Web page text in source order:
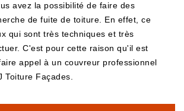
avez la possibilité de faire des
de fuite de toiture. En effet, ce
qui sont très techniques et très
C'est pour cette raison qu'il est
appel à un couvreur professionnel
Toiture Façades.